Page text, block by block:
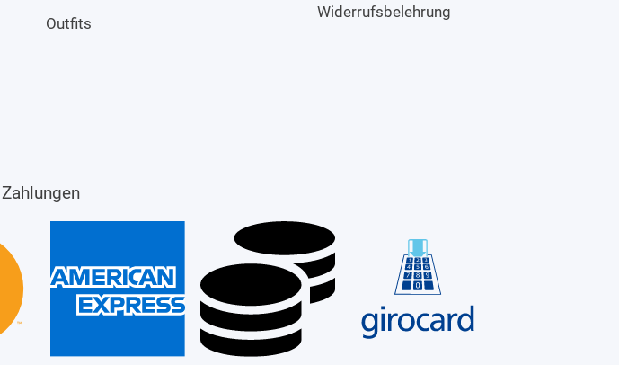
Outfits
Widerrufsbelehrung